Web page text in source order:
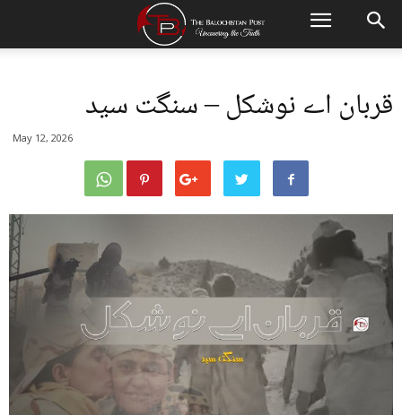
قربان اے نوشکل – سنگت سید
May 12, 2026